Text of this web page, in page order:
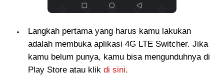
Langkah pertama yang harus kamu lakukan
adalah membuka aplikasi 4G LTE Switcher. Jika
kamu belum punya, kamu bisa mengunduhnya di
Play Store atau klik di sini.